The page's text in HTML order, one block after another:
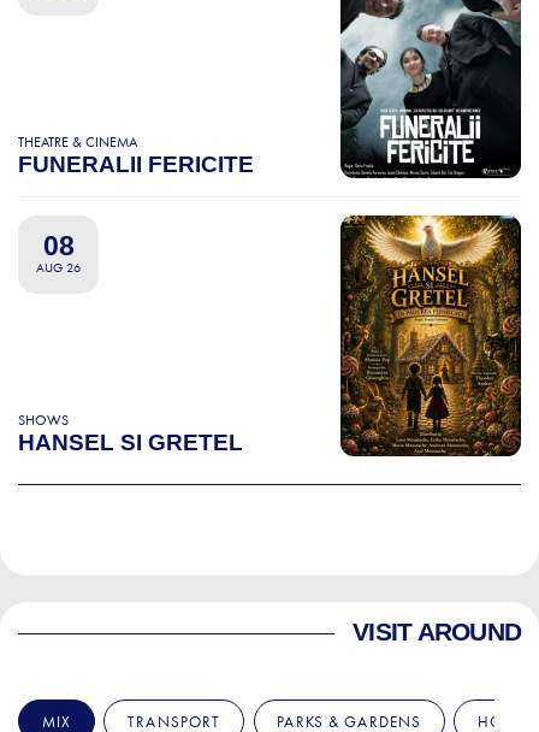
THEATRE & CINEMA
FUNERALII FERICITE
08
AUG 26
SHOWS
HANSEL SI GRETEL
VISIT AROUND
MIX TRANSPORT PARKS & GARDENS